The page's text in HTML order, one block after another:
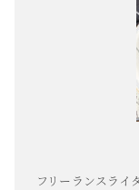
フリーランスライ